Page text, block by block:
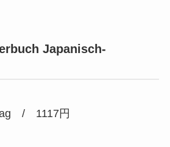
Japanisch-
/ 1117円